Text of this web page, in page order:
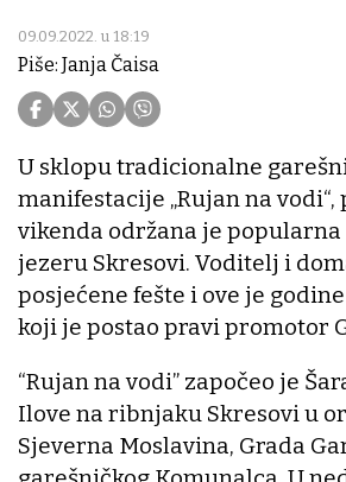
09.09.2022. u 18:19
Piše: Janja Čaisa
U sklopu tradicionalne
manifestacije „Rujan na vodi“,
vikenda održana je popularna
jezeru Skresovi. Voditelj i
posjećene fešte i ove je
koji je postao pravi promotor
“Rujan na vodi” započeo je
Ilove na ribnjaku Skresovi u
Sjeverna Moslavina, Grada